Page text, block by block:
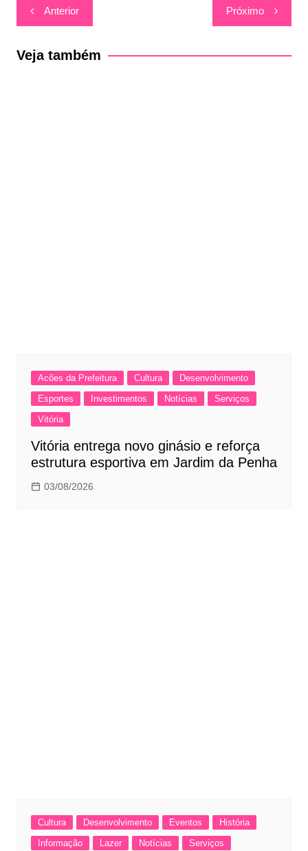
Navegação
de
Post
Anterior Próximo
Veja também
Acões da Prefeitura Cultura
Desenvolvimento
Esportes
Investimentos Notícias
Serviços
Vitória
Vitória entrega novo ginásio e reforça
estrutura esportiva em Jardim da Penha
03/08/2026
Cultura Desenvolvimento Eventos
História
Informação
Lazer Notícias
Serviços